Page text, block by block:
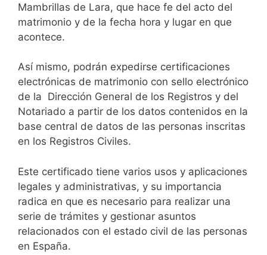
Mambrillas de Lara, que hace fe del acto del
matrimonio y de la fecha hora y lugar en que
acontece.
Así mismo, podrán expedirse certificaciones
electrónicas de matrimonio con sello electrónico
de la Dirección General de los Registros y del
Notariado a partir de los datos contenidos en la
base central de datos de las personas inscritas
en los Registros Civiles.
Este certificado tiene varios usos y aplicaciones
legales y administrativas, y su importancia
radica en que es necesario para realizar una
serie de trámites y gestionar asuntos
relacionados con el estado civil de las personas
en España.